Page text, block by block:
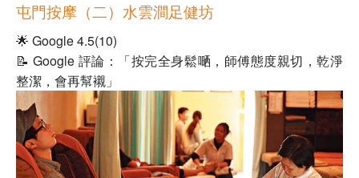
屯門按摩（二）水雲澗足健坊
🌟 Google 4.5(10)
📝 Google 評論：「按完全身鬆嗮，師傅態度親切，乾淨
整潔，會再幫襯」